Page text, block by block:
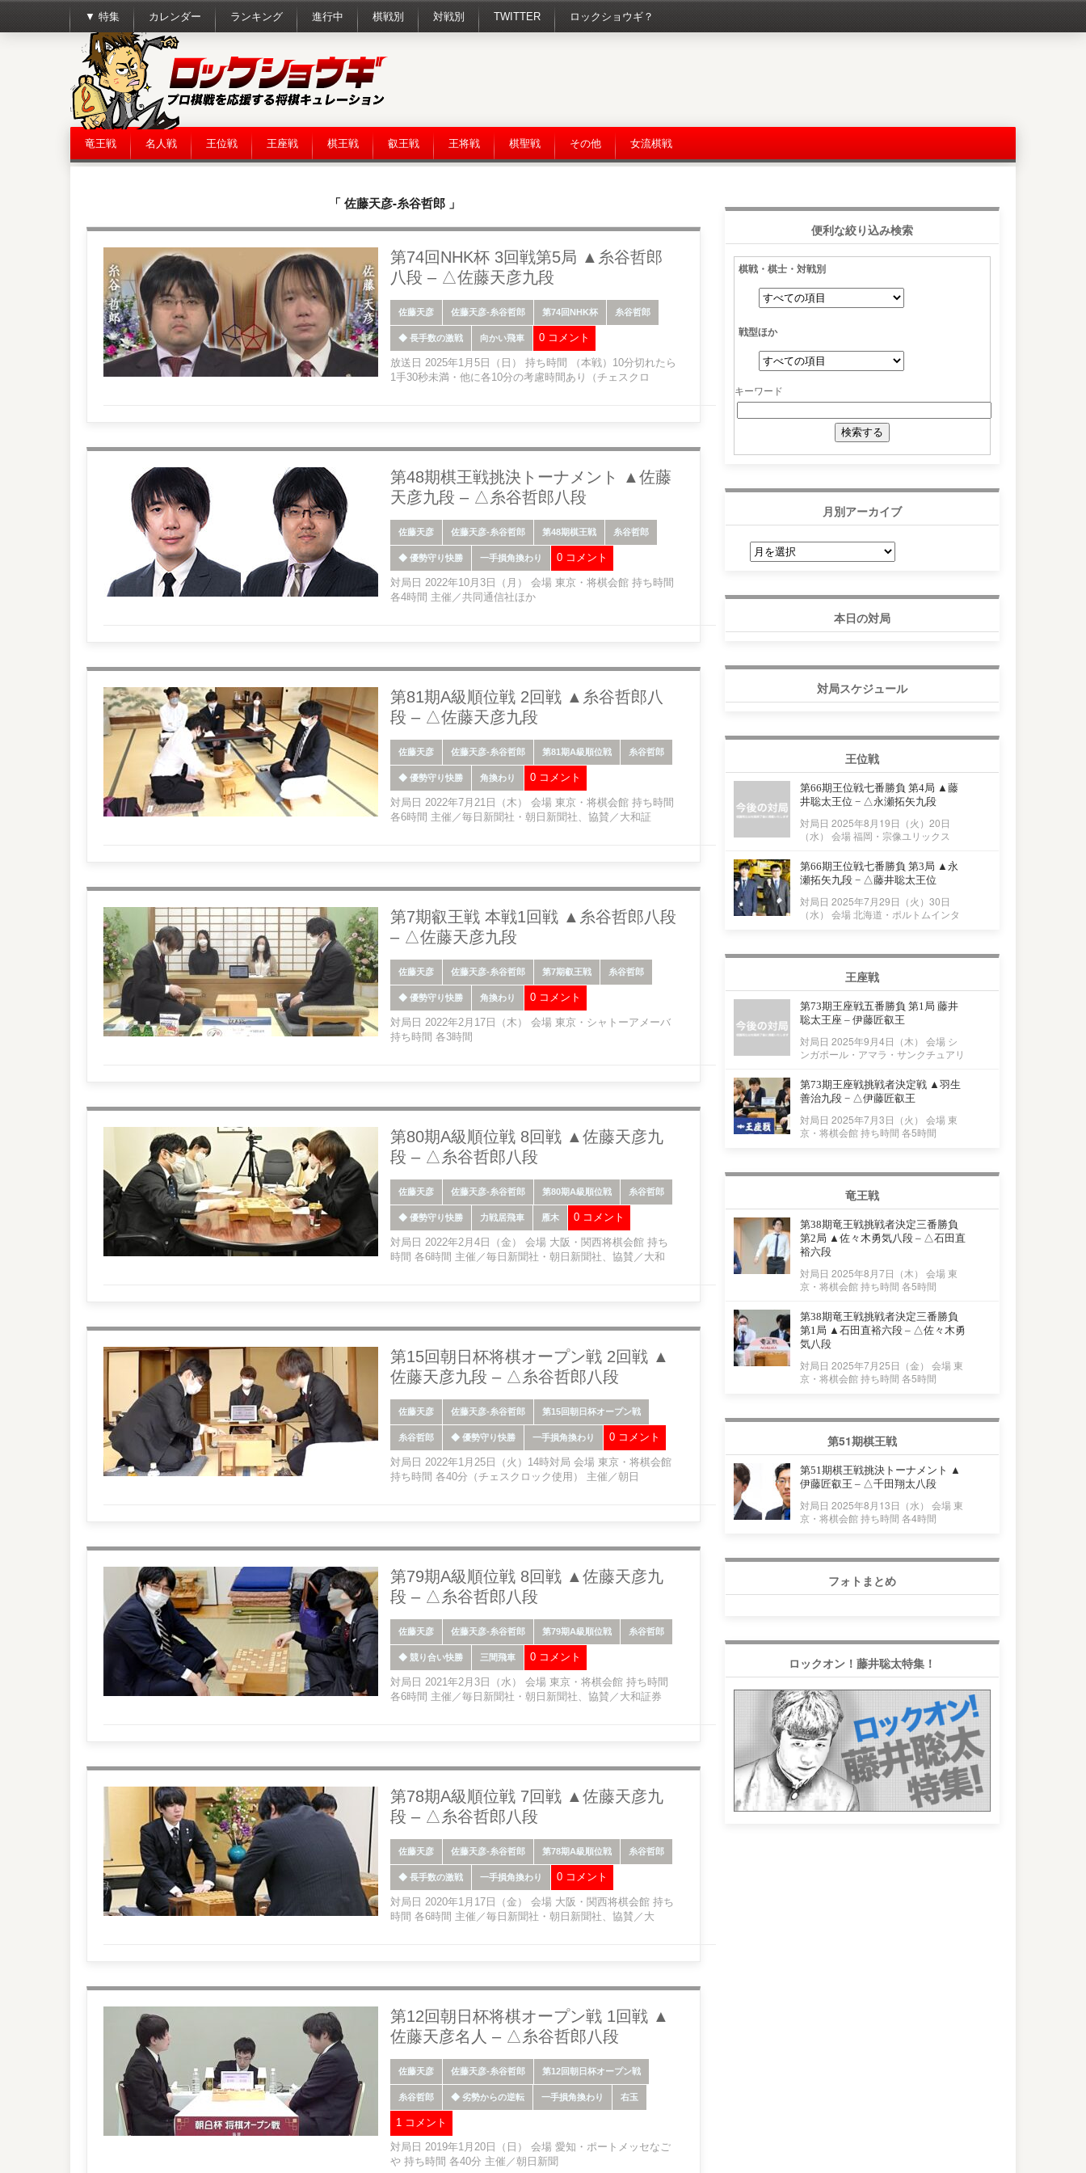
▼ 特集 カレンダー ランキング 進行中 棋戦別 対戦別 TWITTER ロックショウギ？
竜王戦 名人戦 王位戦 王座戦 棋王戦 叡王戦 王将戦 棋聖戦 その他 女流棋戦
「 佐藤天彦-糸谷哲郎 」
第74回NHK杯 3回戦第5局 ▲糸谷哲郎
八段 – △佐藤天彦九段
佐藤天彦 佐藤天彦-糸谷哲郎 第74回NHK杯 糸谷哲郎
◆ 長手数の激戦 向かい飛車 0 コメント
放送日 2025年1月5日（日） 持ち時間 （本戦）10分切れたら
1手30秒未満・他に各10分の考慮時間あり（チェスクロ
第48期棋王戦挑決トーナメント ▲佐藤
天彦九段 – △糸谷哲郎八段
佐藤天彦 佐藤天彦-糸谷哲郎 第48期棋王戦 糸谷哲郎
◆ 優勢守り快勝 一手損角換わり 0 コメント
対局日 2022年10月3日（月） 会場 東京・将棋会館 持ち時間
各4時間 主催／共同通信社ほか
第81期A級順位戦 2回戦 ▲糸谷哲郎八
段 – △佐藤天彦九段
佐藤天彦 佐藤天彦-糸谷哲郎 第81期A級順位戦 糸谷哲郎
◆ 優勢守り快勝 角換わり 0 コメント
対局日 2022年7月21日（木） 会場 東京・将棋会館 持ち時間
各6時間 主催／毎日新聞社・朝日新聞社、協賛／大和証
第7期叡王戦 本戦1回戦 ▲糸谷哲郎八段
– △佐藤天彦九段
佐藤天彦 佐藤天彦-糸谷哲郎 第7期叡王戦 糸谷哲郎
◆ 優勢守り快勝 角換わり 0 コメント
対局日 2022年2月17日（木） 会場 東京・シャトーアメーバ
持ち時間 各3時間
第80期A級順位戦 8回戦 ▲佐藤天彦九
段 – △糸谷哲郎八段
佐藤天彦 佐藤天彦-糸谷哲郎 第80期A級順位戦 糸谷哲郎
◆ 優勢守り快勝 力戦居飛車 雁木 0 コメント
対局日 2022年2月4日（金） 会場 大阪・関西将棋会館 持ち
時間 各6時間 主催／毎日新聞社・朝日新聞社、協賛／大和
第15回朝日杯将棋オープン戦 2回戦 ▲
佐藤天彦九段 – △糸谷哲郎八段
佐藤天彦 佐藤天彦-糸谷哲郎 第15回朝日杯オープン戦
糸谷哲郎 ◆ 優勢守り快勝 一手損角換わり 0 コメント
対局日 2022年1月25日（火）14時対局 会場 東京・将棋会館
持ち時間 各40分（チェスクロック使用） 主催／朝日
第79期A級順位戦 8回戦 ▲佐藤天彦九
段 – △糸谷哲郎八段
佐藤天彦 佐藤天彦-糸谷哲郎 第79期A級順位戦 糸谷哲郎
◆ 競り合い快勝 三間飛車 0 コメント
対局日 2021年2月3日（水） 会場 東京・将棋会館 持ち時間
各6時間 主催／毎日新聞社・朝日新聞社、協賛／大和証券
第78期A級順位戦 7回戦 ▲佐藤天彦九
段 – △糸谷哲郎八段
佐藤天彦 佐藤天彦-糸谷哲郎 第78期A級順位戦 糸谷哲郎
◆ 長手数の激戦 一手損角換わり 0 コメント
対局日 2020年1月17日（金） 会場 大阪・関西将棋会館 持ち
時間 各6時間 主催／毎日新聞社・朝日新聞社、協賛／大
第12回朝日杯将棋オープン戦 1回戦 ▲
佐藤天彦名人 – △糸谷哲郎八段
佐藤天彦 佐藤天彦-糸谷哲郎 第12回朝日杯オープン戦
糸谷哲郎 ◆ 劣勢からの逆転 一手損角換わり 右玉
1 コメント
対局日 2019年1月20日（日） 会場 愛知・ポートメッセなご
や 持ち時間 各40分 主催／朝日新聞
便利な絞り込み検索
棋戦・棋士・対戦別
戦型ほか
キーワード
月別アーカイブ
ブ
本日の対局
対局スケジュール
王位戦
第66期王位戦七番勝負 第4局 ▲藤
井聡太王位 − △永瀬拓矢九段
対局日 2025年8月19日（火）20日
（水） 会場 福岡・宗像ユリックス
第66期王位戦七番勝負 第3局 ▲永
瀬拓矢九段 − △藤井聡太王位
対局日 2025年7月29日（火）30日
（水） 会場 北海道・ポルトムインタ
王座戦
第73期王座戦五番勝負 第1局 藤井
聡太王座 – 伊藤匠叡王
対局日 2025年9月4日（木） 会場 シ
ンガポール・アマラ・サンクチュアリ
第73期王座戦挑戦者決定戦 ▲羽生
善治九段 − △伊藤匠叡王
対局日 2025年7月3日（火） 会場 東
京・将棋会館 持ち時間 各5時間
竜王戦
第38期竜王戦挑戦者決定三番勝負
第2局 ▲佐々木勇気八段 – △石田直
裕六段
対局日 2025年8月7日（木） 会場 東
京・将棋会館 持ち時間 各5時間
第38期竜王戦挑戦者決定三番勝負
第1局 ▲石田直裕六段 – △佐々木勇
気八段
対局日 2025年7月25日（金） 会場 東
京・将棋会館 持ち時間 各5時間
第51期棋王戦
第51期棋王戦挑決トーナメント ▲
伊藤匠叡王 – △千田翔太八段
対局日 2025年8月13日（水） 会場 東
京・将棋会館 持ち時間 各4時間
フォトまとめ
ロックオン！藤井聡太特集！